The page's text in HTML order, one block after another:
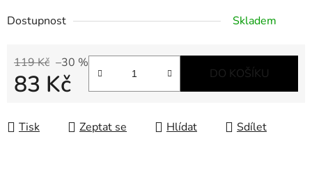
Dostupnost Skladem
119 Kč –30 %
83 Kč DO KOŠÍKU
Tisk Zeptat se Hlídat Sdílet